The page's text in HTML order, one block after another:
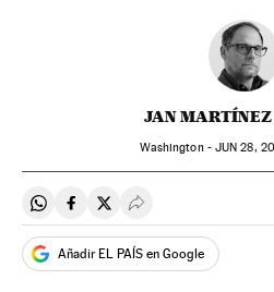
JAN MARTÍNEZ
Washington - JUN 28,
Compartir en Whatsapp
Compartir en Facebook
Compartir en Twitter
Desplegar Redes
Añadir EL PAÍS en Google